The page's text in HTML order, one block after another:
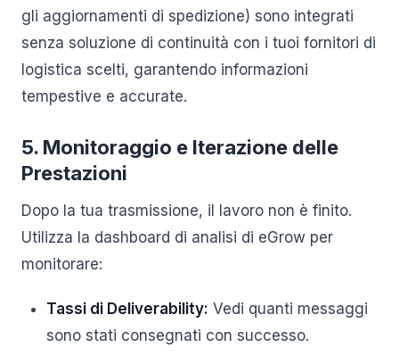
gli aggiornamenti di spedizione) sono integrati
senza soluzione di continuità con i tuoi fornitori di
logistica scelti, garantendo informazioni
tempestive e accurate.
5. Monitoraggio e Iterazione delle
Prestazioni
Dopo la tua trasmissione, il lavoro non è finito.
Utilizza la dashboard di analisi di eGrow per
monitorare:
Tassi di Deliverability: Vedi quanti messaggi
sono stati consegnati con successo.